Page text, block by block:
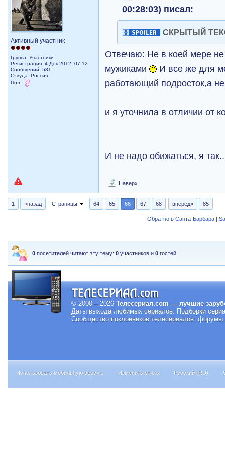
Активный участник
Группа: Участники
Регистрация: 4 Дек 2012, 07:12
Сообщений: 581
Откуда: Россия
Пол:
00:28:03) писал:
СКРЫТЫЙ
Отвечаю: Не в коей мере
мужиками
И все же для
работающий подросток,а
и я уточнила в отличии от
И не надо обижаться, я
Наверх
1 «назад Страницы 64 65 66 67 68 вперед» 85
Обратно в Санта-Барбара |
0 посетителей читают эту тему:0 участников и0 гостей
© 2000 – 2026 Телесериал.com — лучшие
Даты выхода любимых сериалов. Подборки
Сообщество поклонников телесериалов:
Использовать мобильную версию Изменить стиль Русский (RU)